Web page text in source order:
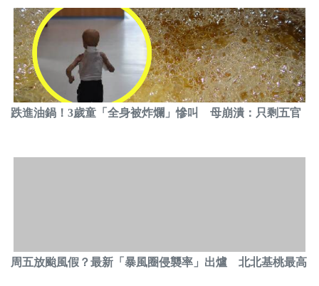
跌進油鍋！3歲童「全身被炸爛」慘叫 母崩潰：只剩五官
周五放颱風假？最新「暴風圈侵襲率」出爐 北北基桃最高